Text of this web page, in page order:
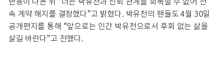
속 계약 해지를 결정했다”고 밝혔다. 박유천의 팬들도 4월 30일
공개편지를 통해 “앞으로는 인간 박유천으로서 후회 없는 삶을
살길 바란다”고 전했다.